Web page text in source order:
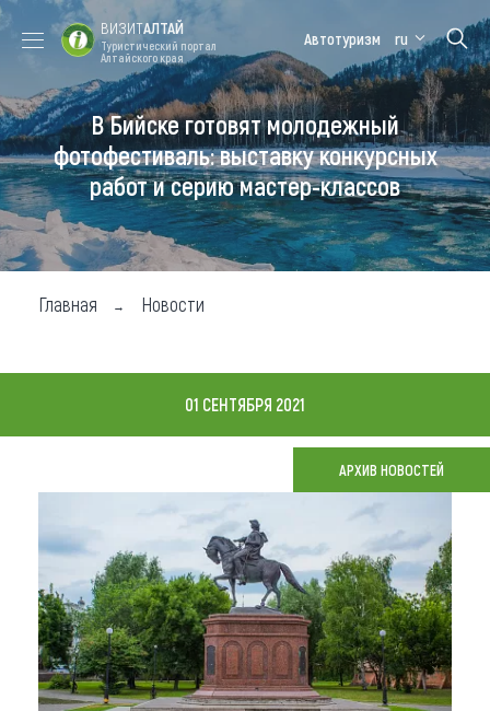
Форум VISIT
ALTAI
Цветение
маральника
Медицинский
форум
Алтайская
зимовка
Туры
Где побывать
Чем заняться
Карта
Что привезти (сувениры)
О регионе
Коллекция впечатлений
Другие рубрики
ВИЗИТАЛТАЙ
Туристический портал
Алтайского края
Автотуризм ru
В Бийске готовят молодежный
фотофестиваль: выставку конкурсных
работ и серию мастер-классов
Главная Новости
01 СЕНТЯБРЯ 2021
АРХИВ НОВОСТЕЙ